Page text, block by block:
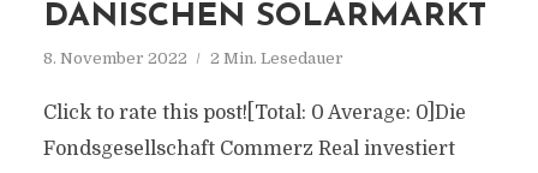
DÄNISCHEN SOLARMARKT
8. November 2022 2 Min. Lesedauer
Click to rate this post![Total: 0 Average: 0]Die
Fondsgesellschaft Commerz Real investiert